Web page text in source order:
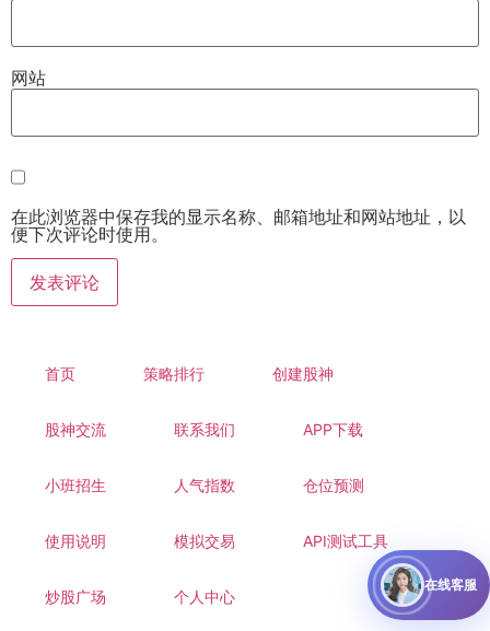
网站
在此浏览器中保存我的显示名称、邮箱地址和网站地址，以
便下次评论时使用。
首页 策略排行 创建股神
股神交流 联系我们 APP下载
小班招生 人气指数 仓位预测
使用说明 模拟交易 API测试工具
炒股广场 个人中心
在线客服